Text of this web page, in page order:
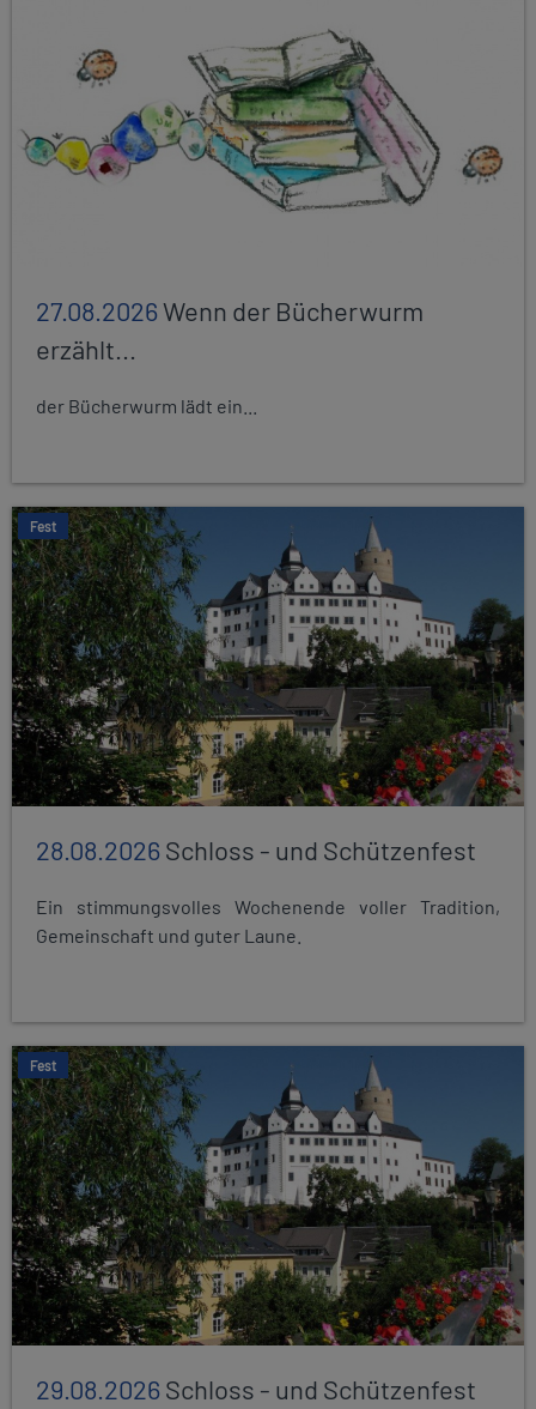
27.08.2026Wenn der Bücherwurm
erzählt...
der Bücherwurm lädt ein...
Fest
28.08.2026Schloss - und Schützenfest
Ein stimmungsvolles Wochenende voller Tradition,
Gemeinschaft und guter Laune.
Fest
29.08.2026Schloss - und Schützenfest